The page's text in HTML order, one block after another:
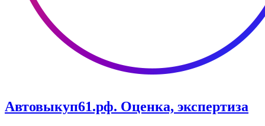
Автовыкуп61.рф. Оценка, экспертиза